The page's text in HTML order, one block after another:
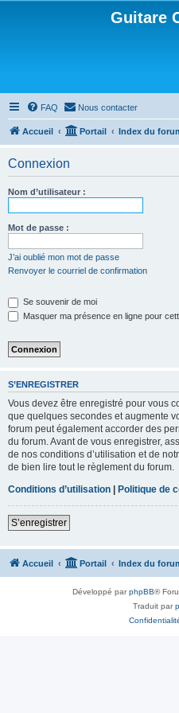
Guitare
FAQ Nous contacter
Accueil Portail Index du
Connexion
Nom d’utilisateur :
Mot de passe :
J’ai oublié mon mot de passe
Renvoyer le courriel de confirmation
Se souvenir de moi
Masquer ma présence en ligne pour
S’ENREGISTRER
Vous devez être enregistré pour vous
que quelques secondes et augmente
forum peut également accorder des
du forum. Avant de vous enregistrer,
de nos conditions d’utilisation et de
de bien lire tout le règlement du forum.
Conditions d’utilisation | Politique de
S’enregistrer
Accueil Portail Index du
Développé parphpBB®
Traduit par